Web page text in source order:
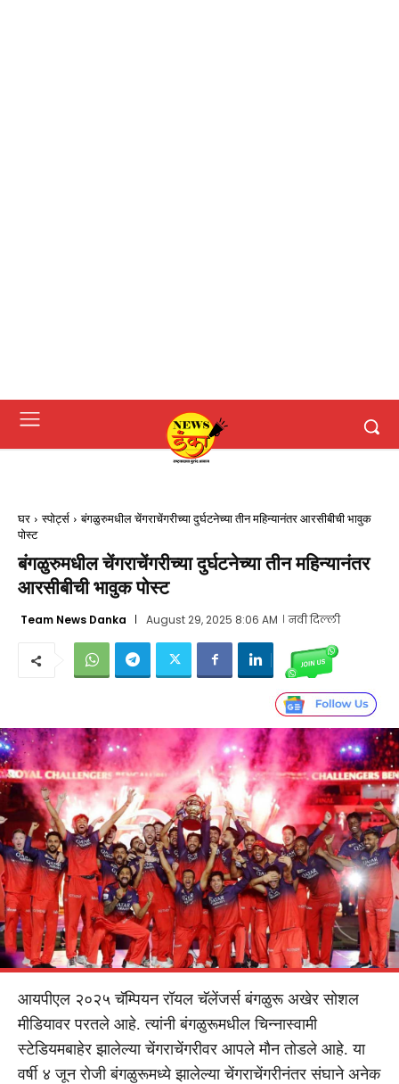
घर स्पोर्ट्स
बंगळुरुमधील चेंगराचेंगरीच्या दुर्घटनेच्या तीन महिन्यानंतर आरसीबीची भावुक
पोस्ट
बंगळुरुमधील चेंगराचेंगरीच्या दुर्घटनेच्या तीन महिन्यानंतर
आरसीबीची भावुक पोस्ट
Team News Danka August 29, 2025 8:06 AM नवी दिल्ली
आयपीएल २०२५ चॅम्पियन रॉयल चॅलेंजर्स बंगळुरू अखेर सोशल
मीडियावर परतले आहे. त्यांनी बंगळुरूमधील चिन्नास्वामी
स्टेडियमबाहेर झालेल्या चेंगराचेंगरीवर आपले मौन तोडले आहे. या
वर्षी ४ जून रोजी बंगळुरूमध्ये झालेल्या चेंगराचेंगरीनंतर संघाने अनेक